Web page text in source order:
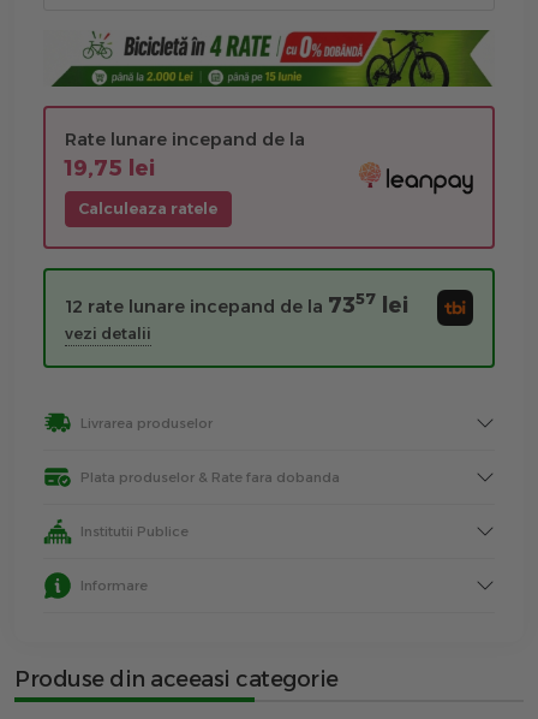
Rate lunare incepand de la
19,75 lei
Calculeaza ratele
12 rate lunare incepand de la 7357 lei
vezi detalii
Livrarea produselor
Plata produselor & Rate fara dobanda
Institutii Publice
Informare
Produse din aceeasi categorie